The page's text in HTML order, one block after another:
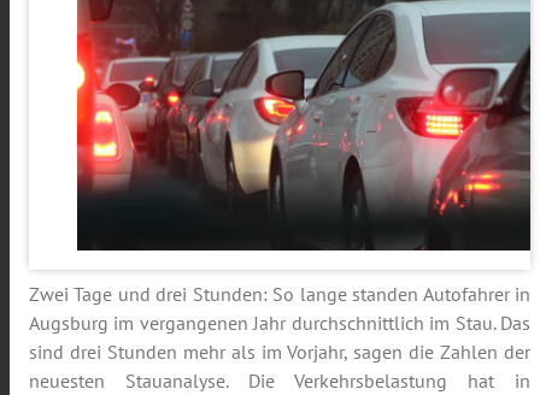
Zwei Tage und drei Stunden: So lange standen Autofahrer in
Augsburg im vergangenen Jahr durchschnittlich im Stau. Das
sind drei Stunden mehr als im Vorjahr, sagen die Zahlen der
neuesten Stauanalyse. Die Verkehrsbelastung hat in